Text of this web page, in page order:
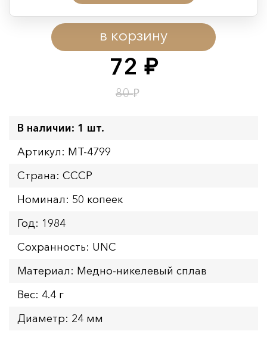
72 руб.
80₽
в корзину
Период действия акции:
Начало:
08.08.2026 00:01
Окончание:
09.08.2026 23:59
Время до окончания:
В наличии: 1 шт.
Артикул: MT-4799
Страна: СССР
Номинал: 50 копеек
Год: 1984
Сохранность: UNC
Материал: Медно-никелевый сплав
Вес: 4.4 г
Диаметр: 24 мм